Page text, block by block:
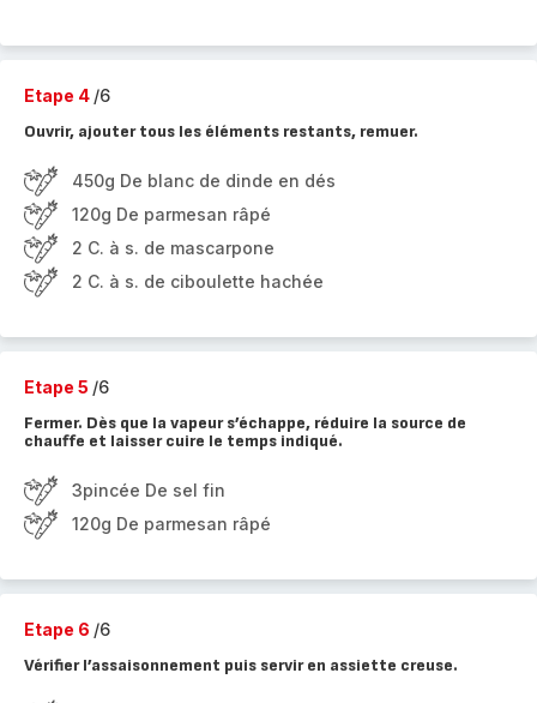
Etape 4 /6
Ouvrir, ajouter tous les éléments restants, remuer.
450g De blanc de dinde en dés
120g De parmesan râpé
2 C. à s. de mascarpone
2 C. à s. de ciboulette hachée
Etape 5 /6
Fermer. Dès que la vapeur s’échappe, réduire la source de
chauffe et laisser cuire le temps indiqué.
3pincée De sel fin
120g De parmesan râpé
Etape 6 /6
Vérifier l’assaisonnement puis servir en assiette creuse.